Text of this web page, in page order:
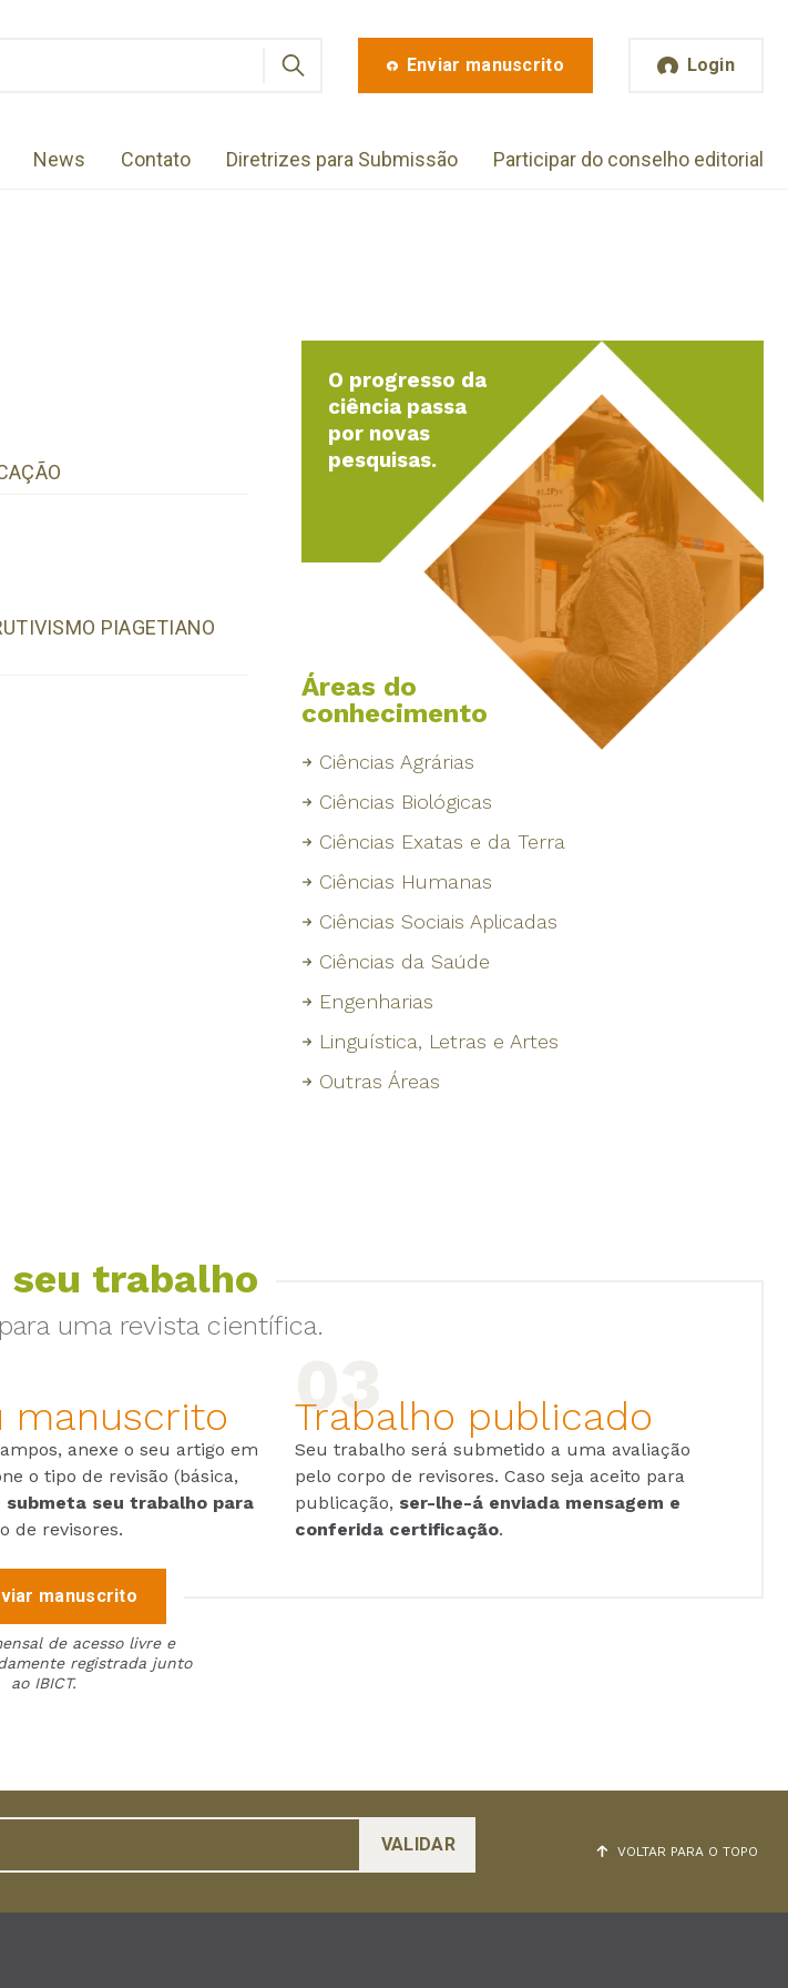
Enviar manuscrito Login
News Contato Diretrizes para Submissão Participar do conselho editorial
PIAGETIANO
O progresso da
ciência passa
por novas
pesquisas.
Áreas do
conhecimento
Ciências Agrárias
Ciências Biológicas
Ciências Exatas e da Terra
Ciências Humanas
Ciências Sociais Aplicadas
Ciências da Saúde
Engenharias
Linguística, Letras e Artes
Outras Áreas
seu trabalho
uma revista científica.
manuscrito
anexe o seu artigo em
o tipo de revisão (básica,
submeta seu trabalho para
de revisores.
Trabalho publicado
Seu trabalho será submetido a uma avaliação
pelo corpo de revisores. Caso seja aceito para
publicação, ser-lhe-á enviada mensagem e
conferida certificação.
manuscrito
de acesso livre e
registrada junto
ao IBICT.
VOLTAR PARA O TOPO